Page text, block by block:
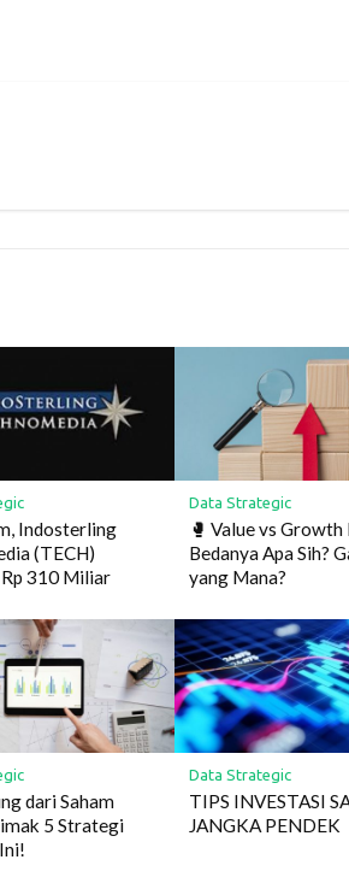
Indosterling
(TECH)
310 Miliar
Data Strategic
🥊 Value vs
Bedanya Apa Sih?
yang Mana?
dari Saham
5 Strategi
Data Strategic
TIPS INVESTASI
JANGKA PENDEK